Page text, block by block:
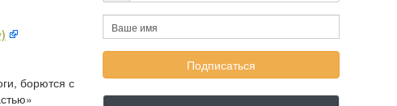
борются с